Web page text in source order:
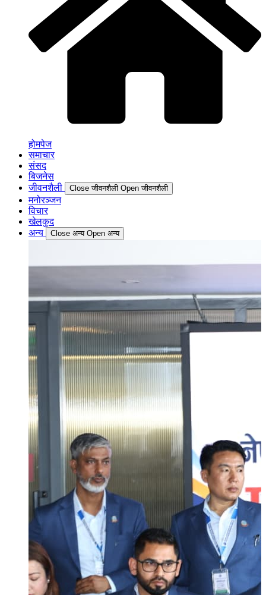
होमपेज
समाचार
संसद
बिजनेस
जीवनशैली
Close जीवनशैली Open जीवनशैली
मनोरञ्जन
विचार
खेलकुद
अन्य
Close अन्य Open अन्य